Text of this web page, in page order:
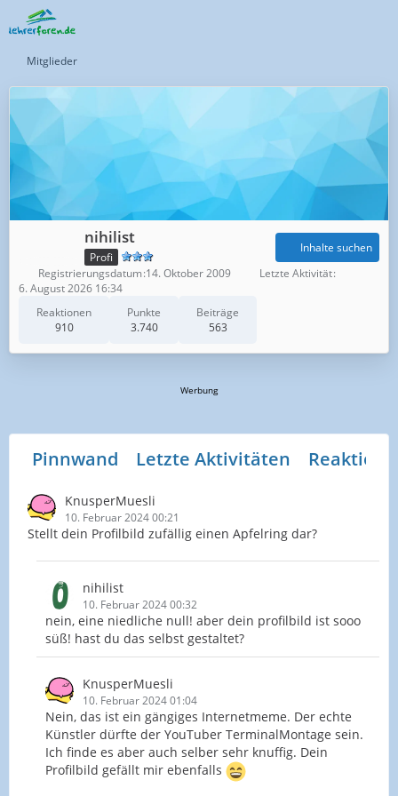
Mitglieder
nihilist
Profi
Reaktionen
910
Punkte
3.740
Beiträge
563
Inhalte suchen
Registrierungsdatum 14. Oktober 2009
Letzte Aktivität
6. August 2026 16:34
Werbung
Pinnwand Letzte Aktivitäten
KnusperMuesli
10. Februar 2024 00:21
Stellt dein Profilbild zufällig einen Apfelring dar?
nihilist
10. Februar 2024 00:32
nein, eine niedliche null! aber dein profilbild ist sooo
süß! hast du das selbst gestaltet?
KnusperMuesli
10. Februar 2024 01:04
Nein, das ist ein gängiges Internetmeme. Der echte
Künstler dürfte der YouTuber TerminalMontage sein.
Ich finde es aber auch selber sehr knuffig. Dein
Profilbild gefällt mir ebenfalls